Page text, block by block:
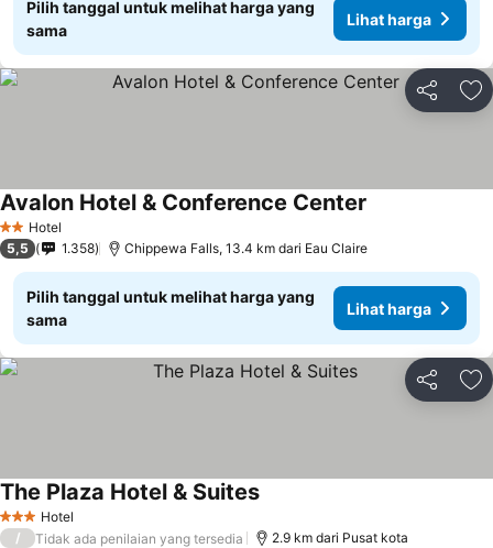
Pilih tanggal untuk melihat harga yang
sama
Lihat harga
Bagikan
2 Bintang
Hotel
Avalon Hotel & Conference Center
5,5 1.358 Chippewa Falls, 13.4 km dari Eau Claire
Pilih tanggal untuk melihat harga yang
sama
Lihat harga
Bagikan
3 BintangHotel
The Plaza Hotel & Suites
/ Tidak ada penilaian yang tersedia 2.9 km dari Pusat kota